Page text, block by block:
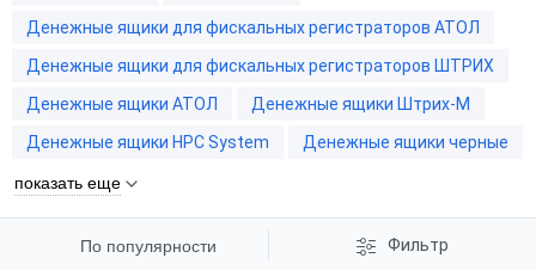
Денежные ящики для фискальных регистраторов АТОЛ
Денежные ящики для фискальных регистраторов ШТРИХ
Денежные ящики АТОЛ
Денежные ящики Штрих-М
Денежные ящики HPC System
Денежные ящики черные
показать еще
По популярности Фильтр
По цене, по убыванию